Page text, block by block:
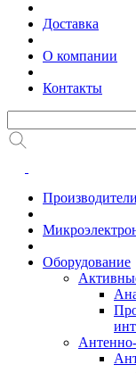
Доставка
О компании
Контакты
Производители
Оборудование